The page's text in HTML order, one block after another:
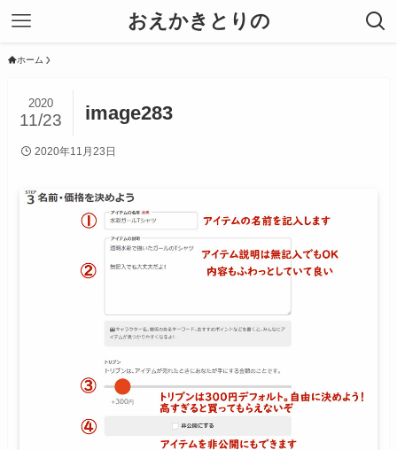
おえかきとりの
ホーム
image283
2020
11/23
2020年11月23日